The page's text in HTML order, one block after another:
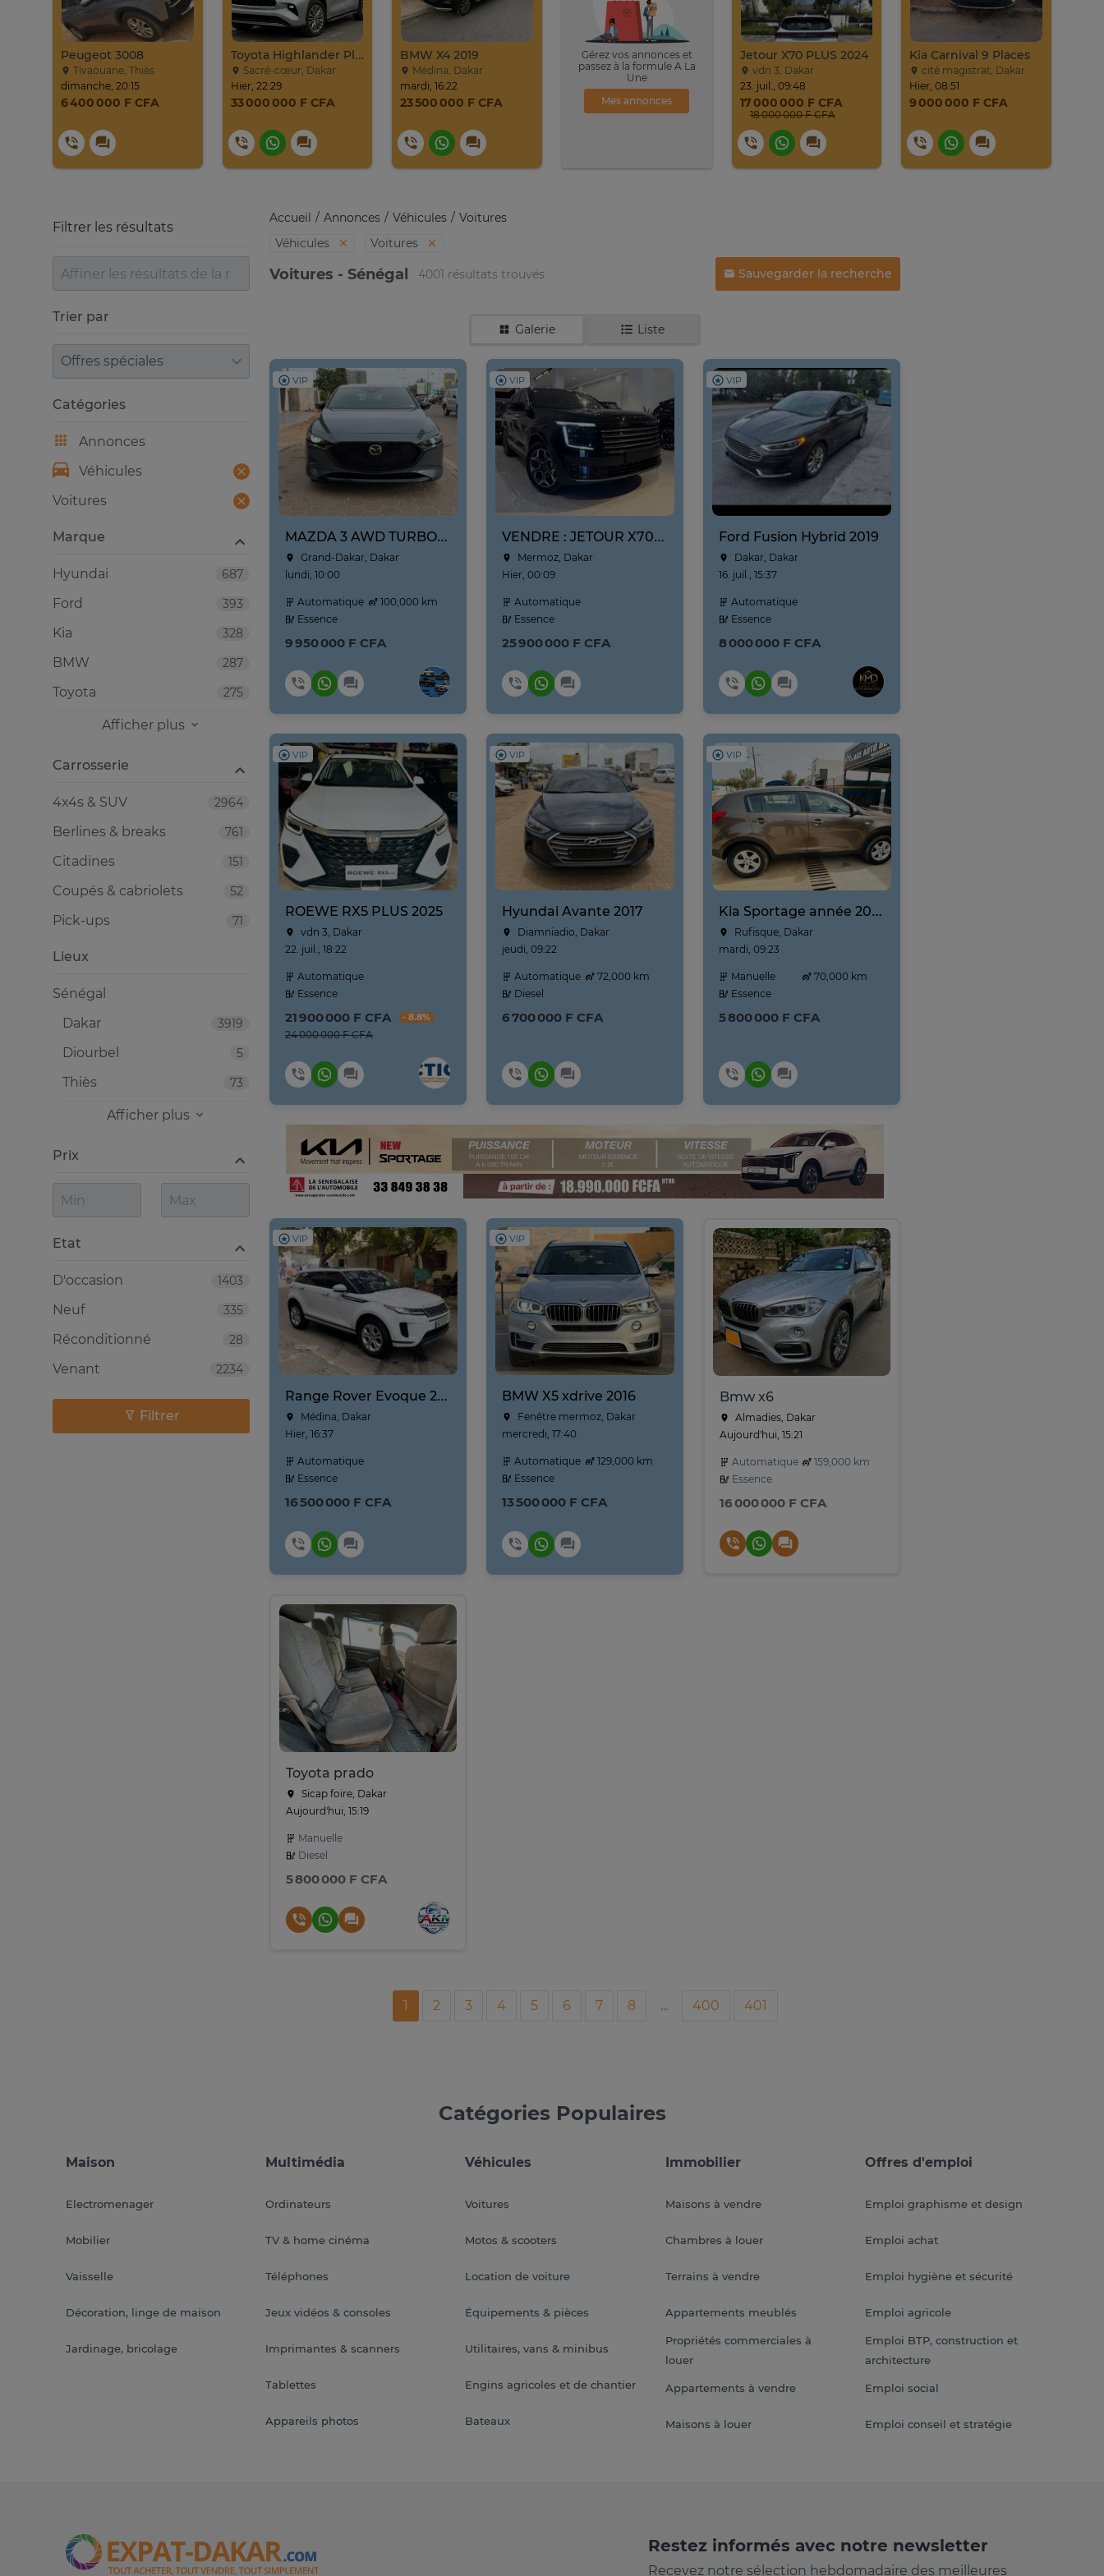
Peugeot 3008
Tivaouane, Thiès
dimanche, 20:15
6 400 000 F CFA
Toyota Highlander Platinium 2023
Sacré-cœur, Dakar
Hier, 22:29
33 000 000 F CFA
BMW X4 2019
Médina, Dakar
mardi, 16:22
23 500 000 F CFA
Gérez vos annonces et
passez à la formule A La
Une
Mes annonces
Jetour X70 PLUS 2024
vdn 3, Dakar
23. juil., 09:48
17 000 000 F CFA
18 000 000 F CFA
Kia Carnival 9 Places
cité magistrat, Dakar
Hier, 08:51
9 000 000 F CFA
Accueil Annonces Véhicules
Voitures
Véhicules
Voitures
Voitures - Sénégal 4001 résultats trouvés Sauvegarder la recherche
Galerie Liste
VIP
MAZDA 3 AWD TURBO 2021
Grand-Dakar, Dakar
lundi, 10:00
Automatique
100,000 km
Essence
9 950 000 F CFA
VIP
VENDRE : JETOUR X70L NEUF NOUVEAU MODÈLE ANNE 2026
Mermoz, Dakar
Hier, 00:09
Automatique
Essence
25 900 000 F CFA
VIP
Ford Fusion Hybrid 2019
Dakar, Dakar
16. juil., 15:37
Automatique
Essence
8 000 000 F CFA
VIP
ROEWE RX5 PLUS 2025
vdn 3, Dakar
22. juil., 18:22
Automatique
Essence
21 900 000 F CFA - 8.8%
24 000 000 F CFA
VIP
Hyundai Avante 2017
Diamniadio, Dakar
jeudi, 09:22
Automatique
72,000 km
Diesel
6 700 000 F CFA
VIP
Kia Sportage année 2025
Rufisque, Dakar
mardi, 09:23
Manuelle
70,000 km
Essence
5 800 000 F CFA
VIP
Range Rover Evoque 2020
Médina, Dakar
Hier, 16:37
Automatique
Essence
16 500 000 F CFA
VIP
BMW X5 xdrive 2016
Fenêtre mermoz, Dakar
mercredi, 17:40
Automatique
129,000 km
Essence
13 500 000 F CFA
Bmw x6
Almadies, Dakar
Aujourd'hui, 15:21
Automatique
159,000 km
Essence
16 000 000 F CFA
Toyota prado
Sicap foire, Dakar
Aujourd'hui, 15:19
Manuelle
Diesel
5 800 000 F CFA
1 2 3 4 5 6 7 8 ... 400 401
Filtrer les résultats
Trier par
Trier par
Catégories
Annonces
Véhicules
Voitures
Lieux
Sénégal
3919
Dakar
5
Diourbel
73
Thiès
Afficher plus
Prix
Etat
1403
D'occasion
335
Neuf
28
Réconditionné
2234
Venant
Marque
687
Hyundai
393
Ford
328
Kia
287
BMW
275
Toyota
Afficher plus
Carrosserie
2964
4x4s & SUV
761
Berlines & breaks
151
Citadines
52
Coupés & cabriolets
71
Pick-ups
Filtrer
Catégories Populaires
Maison
Electromenager
Mobilier
Vaisselle
Décoration, linge de maison
Jardinage, bricolage
Multimédia
Ordinateurs
TV & home cinéma
Téléphones
Jeux vidéos & consoles
Imprimantes & scanners
Tablettes
Appareils photos
Véhicules
Voitures
Motos & scooters
Location de voiture
Équipements & pièces
Utilitaires, vans & minibus
Engins agricoles et de chantier
Bateaux
Immobilier
Maisons à vendre
Chambres à louer
Terrains à vendre
Appartements meublés
Propriétés commerciales à
louer
Appartements à vendre
Maisons à louer
Offres d'emploi
Emploi graphisme et design
Emploi achat
Emploi hygiène et sécurité
Emploi agricole
Emploi BTP, construction et
architecture
Emploi social
Emploi conseil et stratégie
Restez informés avec notre newsletter
Recevez notre sélection hebdomadaire des meilleures